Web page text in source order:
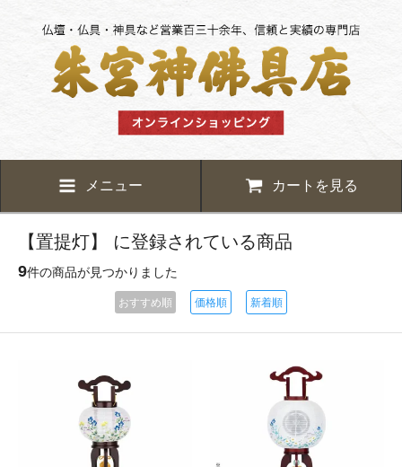
メニュー カートを見る
【置提灯】 に登録されている商品
9件の商品が見つかりました
おすすめ順 価格順 新着順